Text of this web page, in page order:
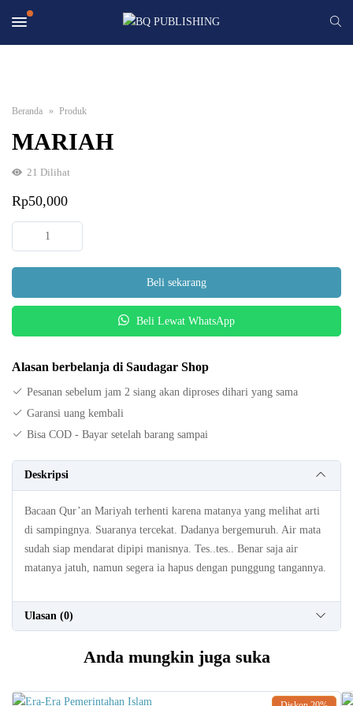
Beranda Produk
MARIAH
21 Dilihat
Rp50,000
Kuantitas
MARIAH
Beli sekarang
Beli Lewat WhatsApp
Alasan berbelanja di Saudagar Shop
Pesanan sebelum jam 2 siang akan diproses dihari yang sama
Garansi uang kembali
Bisa COD - Bayar setelah barang sampai
Deskripsi
Bacaan Qur’an Mariyah terhenti karena matanya yang melihat arti
di sampingnya. Suaranya tercekat. Dadanya bergemuruh. Air mata
sudah siap mendarat dipipi manisnya. Tes..tes.. Benar saja air
matanya jatuh, namun segera ia hapus dengan punggung tangannya.
Ulasan (0)
Anda mungkin juga suka